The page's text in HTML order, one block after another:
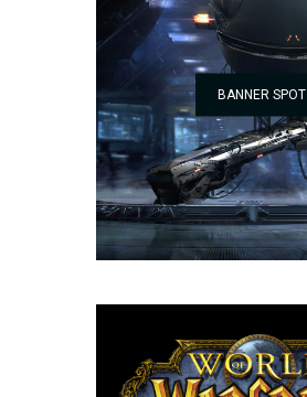
BANNER SPOT